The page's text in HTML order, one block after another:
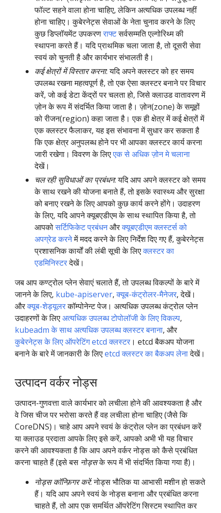
फॉल्ट सहने वाला होना चाहिए, लेकिन अत्यधिक उपलब्ध नहीं
होना चाहिए। कुबेरनेट्स सेवाओं के नेता चुनाव करने के लिए
कुछ डिप्लॉयमेंट उपकरणराफ्टसर्वसम्मति एल्गोरिथ्म की
स्थापना करते हैं। यदि प्राथमिक चला जाता है, तो दूसरी सेवा
स्वयं को चुनती है और कार्यभार संभालती है।
कई क्षेत्रों में विस्तार करना: यदि अपने क्लस्टर को हर समय
उपलब्ध रखना महत्वपूर्ण है, तो एक ऐसा क्लस्टर बनाने पर विचार
करें, जो कई डेटा केंद्रों पर चलता हो, जिसे क्लाउड वातावरण में
ज़ोन के रूप में संदर्भित किया जाता है। ज़ोन(zone) के समूहों
को रीजन(region) कहा जाता है। एक ही क्षेत्र में कई क्षेत्रों में
एक क्लस्टर फैलाकर, यह इस संभावना में सुधार कर सकता है
कि एक क्षेत्र अनुपलब्ध होने पर भी आपका क्लस्टर कार्य करना
जारी रखेगा। विवरण के लिएएक से अधिक ज़ोन मे चलाना
देखें।
चल रही सुविधाओं का प्रबंधन: यदि आप अपने क्लस्टर को समय
के साथ रखने की योजना बनाते हैं, तो इसके स्वास्थ्य और सुरक्षा
को बनाए रखने के लिए आपको कुछ कार्य करने होंगे। उदाहरण
के लिए, यदि आपने क्यूबएडीएम के साथ स्थापित किया है, तो
आपकोसर्टिफिकेट प्रबंधनऔरक्यूबएडीएम क्लस्टर्स को
अपग्रेड करनेमें मदद करने के लिए निर्देश दिए गए हैं, कुबेरनेट्स
प्रशासनिक कार्यों की लंबी सूची के लिएक्लस्टर का
एडमिनिस्टरदेखें।
जब आप कण्ट्रोल प्लेन सेवाएं चलाते हैं, तो उपलब्ध विकल्पों के बारे में
जानने के लिए, kube-apiserver,क्यूब-कंट्रोलर-मैनेजर, देखें।
औरक्यूब-शेड्यूलरकॉम्पोनेन्ट पेज। अत्यधिक उपलब्ध कंट्रोल प्लेन
उदाहरणों के लिएअत्यधिक उपलब्ध टोपोलॉजी के लिए विकल्प,
kubeadm के साथ अत्यधिक उपलब्ध क्लस्टर बनाना, और
कुबेरनेट्स के लिए ऑपरेटिंग etcd क्लस्टर । etcd बैकअप योजना
बनाने के बारे में जानकारी के लिएetcd क्लस्टर का बैकअप लेनादेखें।
उत्पादन वर्कर नोड्स
उत्पादन-गुणवत्ता वाले कार्यभार को लचीला होने की आवश्यकता है और
वे जिस चीज पर भरोसा करते हैं वह लचीला होना चाहिए (जैसे कि
CoreDNS)। चाहे आप अपने स्वयं के कंट्रोल प्लेन का प्रबंधन करें
या क्लाउड प्रदाता आपके लिए इसे करें, आपको अभी भी यह विचार
करने की आवश्यकता है कि आप अपने वर्कर नोड्स को कैसे प्रबंधित
करना चाहते हैं (इसे बस नोड्सके रूप में भी संदर्भित किया गया है)।
नोड्स कॉन्फ़िगर करें: नोड्स भौतिक या आभासी मशीन हो सकते
हैं। यदि आप अपने स्वयं के नोड्स बनाना और प्रबंधित करना
चाहते हैं, तो आप एक समर्थित ऑपरेटिंग सिस्टम स्थापित कर